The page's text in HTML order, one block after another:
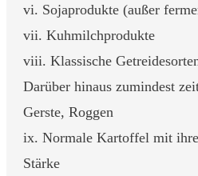
vi. Sojaprodukte (außer
vii. Kuhmilchprodukte
viii. Klassische
Darüber hinaus zumindest
Gerste, Roggen
ix. Normale Kartoffel mit
Stärke